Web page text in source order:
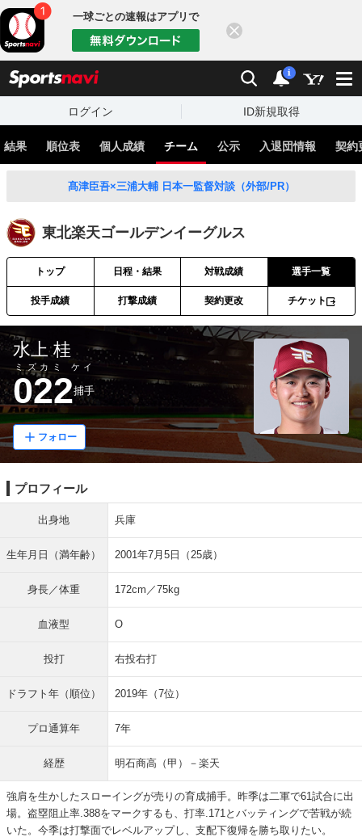
一球ごとの速報はアプリで
検索 通知
i
ログイン ID新規取得
結果 順位表 個人成績 チーム 公示 入退団情報 契約
髙津臣吾×三浦大輔 日本一監督対談（外部/PR）
東北楽天ゴールデンイーグルス
トップ 日程・結果 対戦成績 選手一覧
投手成績 打撃成績 契約更改 チケット
水上 桂
ミズカミ ケイ
022捕手
フォロー
プロフィール
出身地 兵庫
生年月日（満年齢） 2001年7月5日（25歳）
身長／体重 172cm／75kg
血液型 O
投打 右投右打
ドラフト年（順位） 2019年（7位）
プロ通算年 7年
経歴 明石商高（甲）－楽天
強肩を生かしたスローイングが売りの育成捕手。昨季は二軍で61試合に出
場。盗塁阻止率.388をマークするも、打率.171とバッティングで苦戦が続
いた。今季は打撃面でレベルアップし、支配下復帰を勝ち取りたい。